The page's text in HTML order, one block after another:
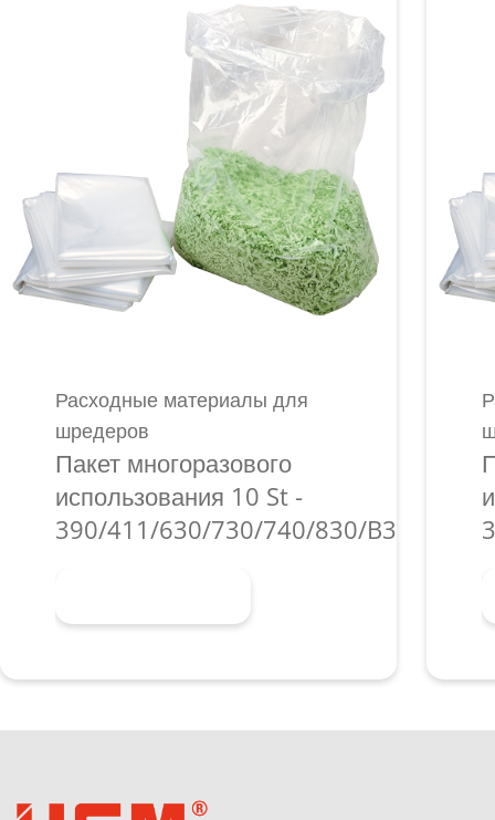
Расходные материалы для
шредеров
Пакет многоразового
использования 10 St -
390/411/630/730/740/830/B35/P36i/